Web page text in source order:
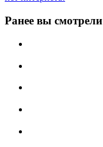
Ранее вы смотрели